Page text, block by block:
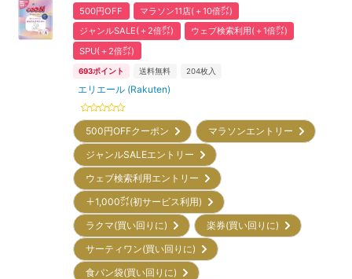
500円OFF
マラソン11店(＋10倍㌽)
ジャンルSALE(＋2倍㌽)
ウェブ検索利用(＋1倍㌽)
SPU(＋2倍㌽)
693ポイント 送料無料 204枚入
エリエール (Rakuten)
500円OFFクーポン
マラソンエントリー
ジャンルSALEエントリー
ウェブ検索利用エントリー
＋1,000㌽(初サービス利用)
ラクマ(買い回りに)
楽券(買い回りに)
サーティワン(買い回りに)
食パン袋(買い回りに)